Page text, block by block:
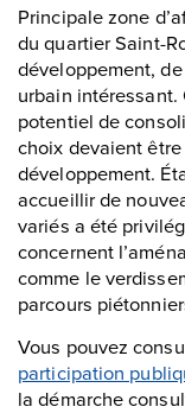
Principale zone
du quartier Saint-
développement,
urbain
potentiel de
choix devaient
développement.
accueillir de
variés a été
concernent
comme le
parcours
Vous pouvez
participation
la démarche